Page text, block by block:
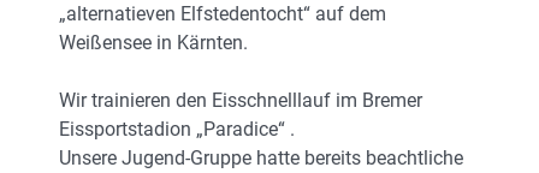
„alternatieven Elfstedentocht“ auf dem
Weißensee in Kärnten.
Wir trainieren den Eisschnelllauf im Bremer
Eissportstadion „Paradice“ .
Unsere Jugend-Gruppe hatte bereits beachtliche